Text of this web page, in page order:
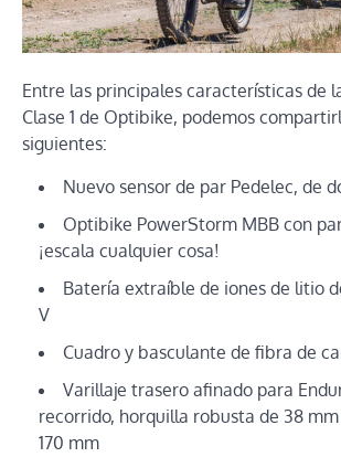
Entre las principales características de
Clase 1 de Optibike, podemos
siguientes:
Nuevo sensor de par Pedelec, de
Optibike PowerStorm MBB con
¡escala cualquier cosa!
Batería extraíble de iones de litio
V
Cuadro y basculante de fibra de
Varillaje trasero afinado para
recorrido, horquilla robusta de 38
170 mm